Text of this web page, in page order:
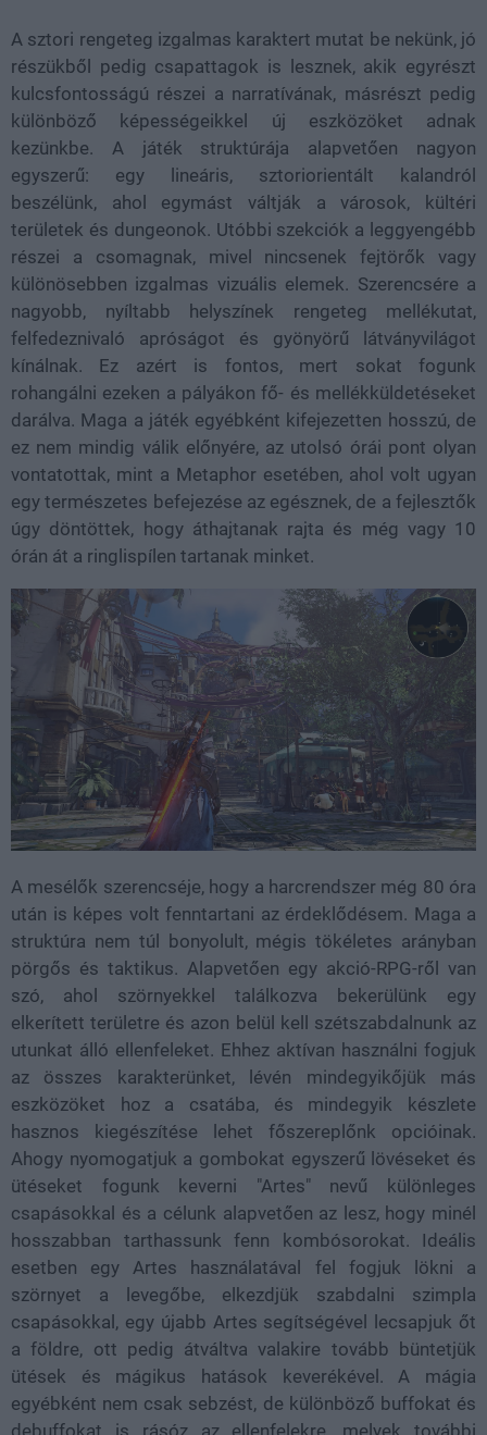
A sztori rengeteg izgalmas karaktert mutat be nekünk, jó
részükből pedig csapattagok is lesznek, akik egyrészt
kulcsfontosságú részei a narratívának, másrészt pedig
különböző képességeikkel új eszközöket adnak
kezünkbe. A játék struktúrája alapvetően nagyon
egyszerű: egy lineáris, sztoriorientált kalandról
beszélünk, ahol egymást váltják a városok, kültéri
területek és dungeonok. Utóbbi szekciók a leggyengébb
részei a csomagnak, mivel nincsenek fejtörők vagy
különösebben izgalmas vizuális elemek. Szerencsére a
nagyobb, nyíltabb helyszínek rengeteg mellékutat,
felfedeznivaló apróságot és gyönyörű látványvilágot
kínálnak. Ez azért is fontos, mert sokat fogunk
rohangálni ezeken a pályákon fő- és mellékküldetéseket
darálva. Maga a játék egyébként kifejezetten hosszú, de
ez nem mindig válik előnyére, az utolsó órái pont olyan
vontatottak, mint a Metaphor esetében, ahol volt ugyan
egy természetes befejezése az egésznek, de a fejlesztők
úgy döntöttek, hogy áthajtanak rajta és még vagy 10
órán át a ringlispílen tartanak minket.
A mesélők szerencséje, hogy a harcrendszer még 80 óra
után is képes volt fenntartani az érdeklődésem. Maga a
struktúra nem túl bonyolult, mégis tökéletes arányban
pörgős és taktikus. Alapvetően egy akció-RPG-ről van
szó, ahol szörnyekkel találkozva bekerülünk egy
elkerített területre és azon belül kell szétszabdalnunk az
utunkat álló ellenfeleket. Ehhez aktívan használni fogjuk
az összes karakterünket, lévén mindegyikőjük más
eszközöket hoz a csatába, és mindegyik készlete
hasznos kiegészítése lehet főszereplőnk opcióinak.
Ahogy nyomogatjuk a gombokat egyszerű lövéseket és
ütéseket fogunk keverni "Artes" nevű különleges
csapásokkal és a célunk alapvetően az lesz, hogy minél
hosszabban tarthassunk fenn kombósorokat. Ideális
esetben egy Artes használatával fel fogjuk lökni a
szörnyet a levegőbe, elkezdjük szabdalni szimpla
csapásokkal, egy újabb Artes segítségével lecsapjuk őt
a földre, ott pedig átváltva valakire tovább büntetjük
ütések és mágikus hatások keverékével. A mágia
egyébként nem csak sebzést, de különböző buffokat és
debuffokat is rásóz az ellenfelekre, melyek további